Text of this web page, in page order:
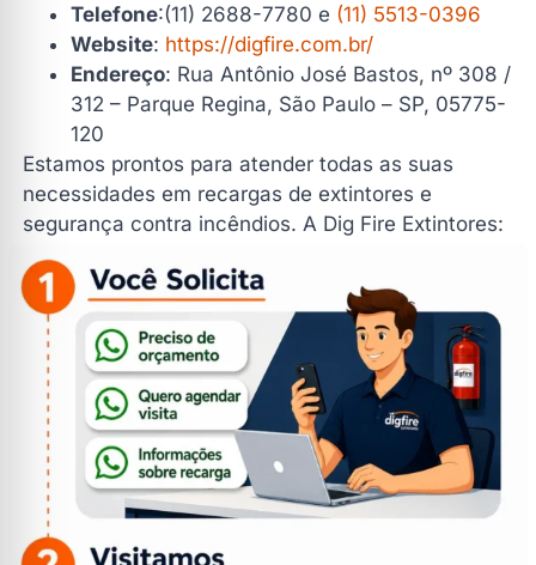
Telefone:(11) 2688-7780 e (11) 5513-0396
Website: https://digfire.com.br/
Endereço: Rua Antônio José Bastos, nº 308 /
312 – Parque Regina, São Paulo – SP, 05775-
120
Estamos prontos para atender todas as suas
necessidades em recargas de extintores e
segurança contra incêndios. A Dig Fire Extintores:
sua parceira em proteção e tranquilidade.